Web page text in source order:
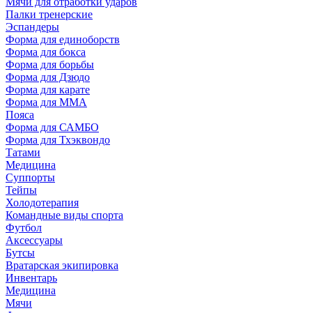
Палки тренерские
Эспандеры
Форма для единоборств
Форма для бокса
Форма для борьбы
Форма для Дзюдо
Форма для карате
Форма для MMA
Пояса
Форма для САМБО
Форма для Тхэквондо
Татами
Медицина
Суппорты
Тейпы
Холодотерапия
Командные виды спорта
Футбол
Аксессуары
Бутсы
Вратарская экипировка
Инвентарь
Медицина
Мячи